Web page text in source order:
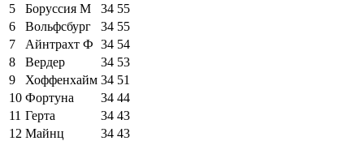
5
Боруссия М 34 55
6
Вольфсбург 34 55
7
Айнтрахт Ф 34 54
8
Вердер 34 53
9
Хоффенхайм 34 51
10 Фортуна 34 44
11 Герта 34 43
12 Майнц 34 43